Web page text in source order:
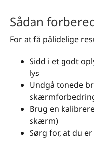
Sådan
For at få pålidelige
Sidd i et godt
lys
Undgå tonede
Brug en
skærm)
Sørg for, at du